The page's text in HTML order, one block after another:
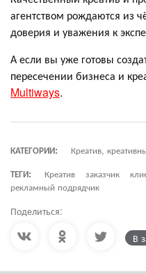
агентством рождаются из
доверия и уважения к
А если вы уже готовы
пересечении бизнеса и
Multiways.
КАТЕГОРИИ:
Креатив,
ТЕГИ:
Креатив заказчик
рекламный подрядчик
Поделиться:
В